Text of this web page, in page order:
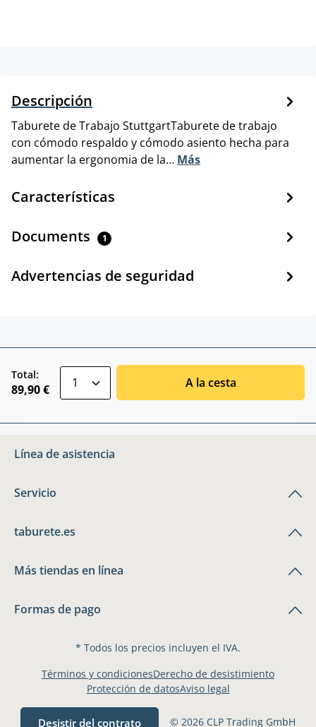
Descripción
Taburete de Trabajo StuttgartTaburete de trabajo
con cómodo respaldo y cómodo asiento hecha para
aumentar la ergonomia de la… Más
Características
Documents 1
Advertencias de seguridad
Total:
89,90 € A la cesta
Línea de asistencia
Servicio
taburete.es
Más tiendas en línea
Formas de pago
* Todos los precios incluyen el IVA.
Desistir del contrato © 2026 CLP Trading GmbH
Términos y condicionesDerecho de desistimiento
Protección de datosAviso legal